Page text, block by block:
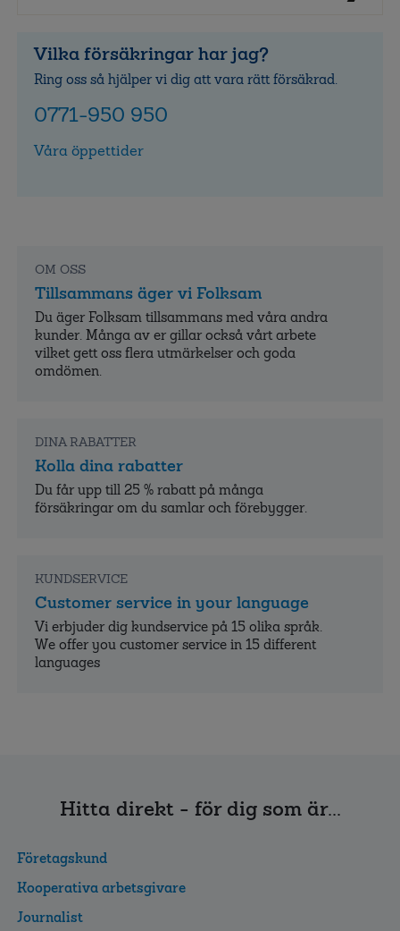
Vilka försäkringar har jag?
Ring oss så hjälper vi dig att vara rätt försäkrad.
0771-950 950
Våra öppettider
OM OSS
Tillsammans äger vi Folksam
Du äger Folksam tillsammans med våra andra
kunder. Många av er gillar också vårt arbete
vilket gett oss flera utmärkelser och goda
omdömen.
DINA RABATTER
Kolla dina rabatter
Du får upp till 25 % rabatt på många
försäkringar om du samlar och förebygger.
KUNDSERVICE
Customer service in your language
Vi erbjuder dig kundservice på 15 olika språk.
We offer you customer service in 15 different
languages
Hitta direkt - för dig som är...
Företagskund
Kooperativa arbetsgivare
Journalist